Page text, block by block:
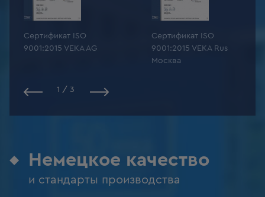
Сертификат ISO
9001:2015 VEKA AG
Сертификат ISO
9001:2015 VEKA Rus
Москва
1 / 3
Немецкое качество
и стандарты производства